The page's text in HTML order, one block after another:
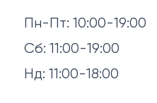
Пн-Пт: 10:00-19:00
Сб: 11:00-19:00
Нд: 11:00-18:00
Аксесуари для сну
Повернення й обмін
Відгуки